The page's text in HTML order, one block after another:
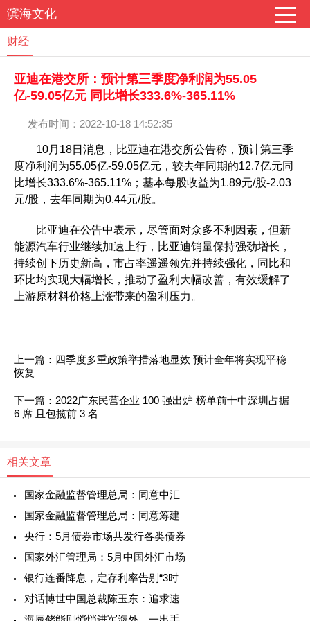
滨海文化
财经
亚迪在港交所：预计第三季度净利润为55.05
亿-59.05亿元 同比增长333.6%-365.11%
发布时间：2022-10-18 14:52:35
10月18日消息，比亚迪在港交所公告称，预计第三季
度净利润为55.05亿-59.05亿元，较去年同期的12.7亿元同
比增长333.6%-365.11%；基本每股收益为1.89元/股-2.03
元/股，去年同期为0.44元/股。
比亚迪在公告中表示，尽管面对众多不利因素，但新
能源汽车行业继续加速上行，比亚迪销量保持强劲增长，
持续创下历史新高，市占率遥遥领先并持续强化，同比和
环比均实现大幅增长，推动了盈利大幅改善，有效缓解了
上游原材料价格上涨带来的盈利压力。
上一篇： 四季度多重政策举措落地显效 预计全年将实现平稳
恢复
下一篇： 2022广东民营企业 100 强出炉 榜单前十中深圳占据
6 席 且包揽前 3 名
相关文章
国家金融监督管理总局：同意中汇
国家金融监督管理总局：同意筹建
央行：5月债券市场共发行各类债券
国家外汇管理局：5月中国外汇市场
银行连番降息，定存利率告别“3时
对话博世中国总裁陈玉东：追求速